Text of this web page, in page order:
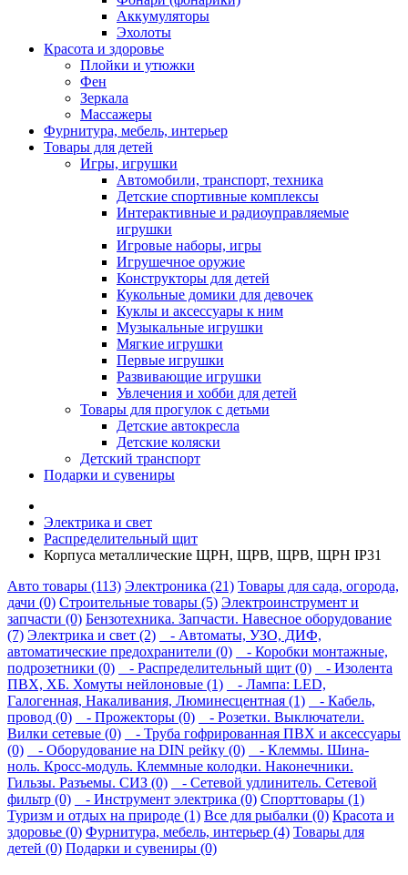
Аккумуляторы
Эхолоты
Красота и здоровье
Плойки и утюжки
Фен
Зеркала
Массажеры
Фурнитура, мебель, интерьер
Товары для детей
Игры, игрушки
Автомобили, транспорт, техника
Детские спортивные комплексы
Интерактивные и радиоуправляемые
игрушки
Игровые наборы, игры
Игрушечное оружие
Конструкторы для детей
Кукольные домики для девочек
Куклы и аксессуары к ним
Музыкальные игрушки
Мягкие игрушки
Первые игрушки
Развивающие игрушки
Увлечения и хобби для детей
Товары для прогулок с детьми
Детские автокресла
Детские коляски
Детский транспорт
Подарки и сувениры
Электрика и свет
Распределительный щит
Корпуса металлические ЩРН, ЩРВ, ЩРВ, ЩРН IP31
Авто товары (113) Электроника (21) Товары для сада, огорода,
дачи (0) Строительные товары (5) Электроинструмент и
запчасти (0) Бензотехника. Запчасти. Навесное оборудование
(7) Электрика и свет (2)
- Автоматы, УЗО, ДИФ,
автоматические предохранители (0)
- Коробки монтажные,
подрозетники (0)
- Распределительный щит (0)
- Изолента
ПВХ, ХБ. Хомуты нейлоновые (1)
- Лампа: LED,
Галогенная, Накаливания, Люминесцентная (1)
- Кабель,
провод (0)
- Прожекторы (0)
- Розетки. Выключатели.
Вилки сетевые (0)
- Труба гофрированная ПВХ и аксессуары
(0)
- Оборудование на DIN рейку (0)
- Клеммы. Шина-
ноль. Кросс-модуль. Клеммные колодки. Наконечники.
Гильзы. Разъемы. СИЗ (0)
- Сетевой удлинитель. Сетевой
фильтр (0)
- Инструмент электрика (0) Спорттовары (1)
Туризм и отдых на природе (1) Все для рыбалки (0) Красота и
здоровье (0) Фурнитура, мебель, интерьер (4) Товары для
детей (0) Подарки и сувениры (0)